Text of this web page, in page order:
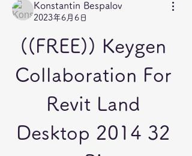
Konstantin Bespalov
2023年6月6日
((FREE)) Keygen
Collaboration For
Revit Land
Desktop 2014 32